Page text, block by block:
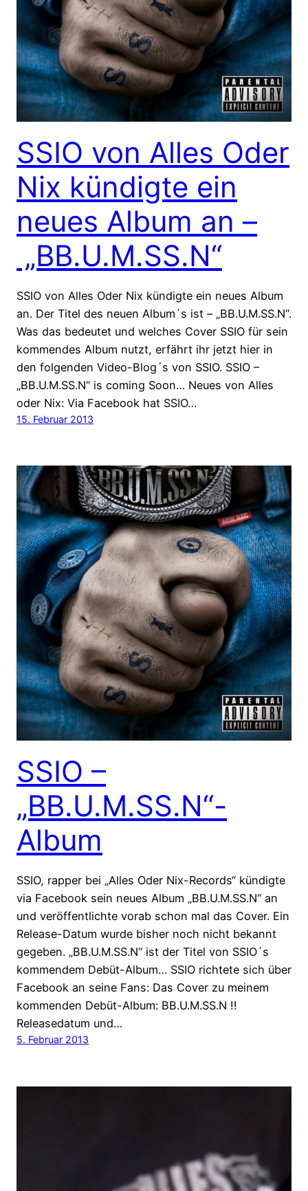
SSIO von Alles Oder
Nix kündigte ein
neues Album an –
„BB.U.M.SS.N“
SSIO von Alles Oder Nix kündigte ein neues Album
an. Der Titel des neuen Album´s ist – „BB.U.M.SS.N“.
Was das bedeutet und welches Cover SSIO für sein
kommendes Album nutzt, erfährt ihr jetzt hier in
den folgenden Video-Blog´s von SSIO. SSIO –
„BB.U.M.SS.N“ is coming Soon… Neues von Alles
oder Nix: Via Facebook hat SSIO…
15. Februar 2013
SSIO –
„BB.U.M.SS.N“-
Album
SSIO, rapper bei „Alles Oder Nix-Records“ kündigte
via Facebook sein neues Album „BB.U.M.SS.N“ an
und veröffentlichte vorab schon mal das Cover. Ein
Release-Datum wurde bisher noch nicht bekannt
gegeben. „BB.U.M.SS.N“ ist der Titel von SSIO´s
kommendem Debüt-Album… SSIO richtete sich über
Facebook an seine Fans: Das Cover zu meinem
kommenden Debüt-Album: BB.U.M.SS.N !!
Releasedatum und…
5. Februar 2013